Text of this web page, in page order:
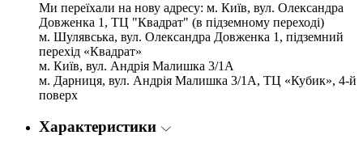
Ми переїхали на нову адресу: м. Київ, вул. Олександра
Довженка 1, ТЦ "Квадрат" (в підземному переході)
м. Шулявська, вул. Олександра Довженка 1, підземний
перехід «Квадрат»
м. Київ, вул. Андрія Малишка 3/1А
м. Дарниця, вул. Андрія Малишка 3/1А, ТЦ «Кубик», 4-й
поверх
Характеристики